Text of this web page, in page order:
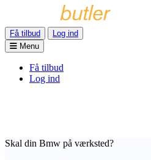
Få tilbud
Log ind
Menu
Få tilbud
Log ind
Skal din Bmw på værksted?